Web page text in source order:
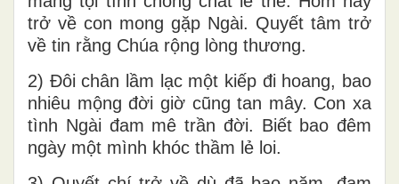
trở về con mong gặp Ngài. Quyết tâm trở
về tin rằng Chúa rộng lòng thương.
2) Đôi chân lầm lạc một kiếp đi hoang, bao
nhiêu mộng đời giờ cũng tan mây. Con xa
tình Ngài đam mê trần đời. Biết bao đêm
ngày một mình khóc thầm lẻ loi.